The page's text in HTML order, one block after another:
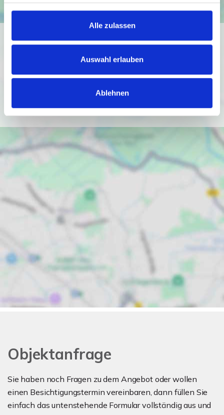
Alle zulassen
Auswahl erlauben
Ablehnen
Ich bin damit einverstanden, dass mir Karten von Google
Datenschutzbedingungen von Google
(https://policies.google.com/privacy).
Objektanfrage
Sie haben noch Fragen zu dem Angebot oder wollen
einen Besichtigungstermin vereinbaren, dann füllen Sie
einfach das untenstehende Formular vollständig aus und